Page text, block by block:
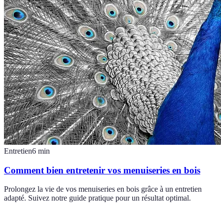
Entretien6 min
Comment bien entretenir vos menuiseries en bois
Prolongez la vie de vos menuiseries en bois grâce à un entretien
adapté. Suivez notre guide pratique pour un résultat optimal.